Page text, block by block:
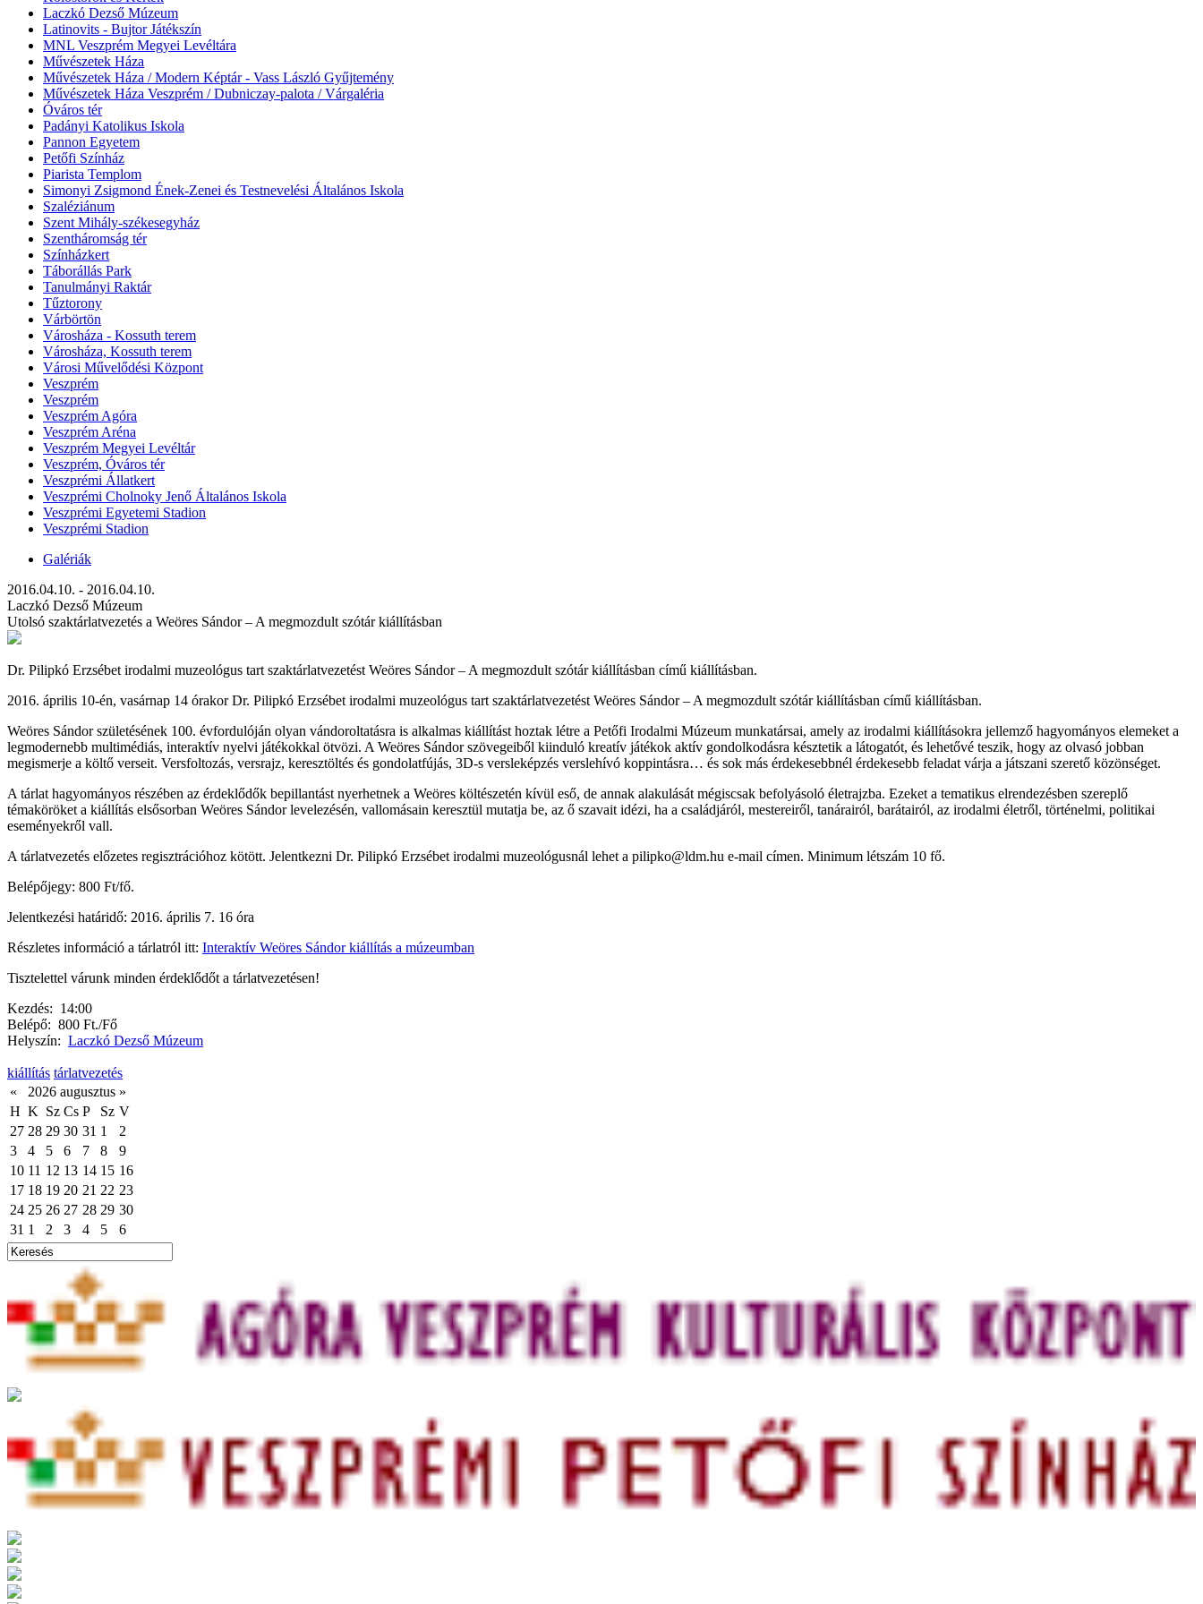
Laczkó Dezső Múzeum
Latinovits - Bujtor Játékszín
MNL Veszprém Megyei Levéltára
Művészetek Háza
Művészetek Háza / Modern Képtár - Vass László Gyűjtemény
Művészetek Háza Veszprém / Dubniczay-palota / Várgaléria
Óváros tér
Padányi Katolikus Iskola
Pannon Egyetem
Petőfi Színház
Piarista Templom
Simonyi Zsigmond Ének-Zenei és Testnevelési Általános Iskola
Szaléziánum
Szent Mihály-székesegyház
Szentháromság tér
Színházkert
Táborállás Park
Tanulmányi Raktár
Tűztorony
Várbörtön
Városháza - Kossuth terem
Városháza, Kossuth terem
Városi Művelődési Központ
Veszprém
Veszprém
Veszprém Agóra
Veszprém Aréna
Veszprém Megyei Levéltár
Veszprém, Óváros tér
Veszprémi Állatkert
Veszprémi Cholnoky Jenő Általános Iskola
Veszprémi Egyetemi Stadion
Veszprémi Stadion
Galériák
2016.04.10. - 2016.04.10.
Laczkó Dezső Múzeum
Utolsó szaktárlatvezetés a Weöres Sándor – A megmozdult szótár kiállításban
Dr. Pilipkó Erzsébet irodalmi muzeológus tart szaktárlatvezetést Weöres Sándor – A megmozdult szótár kiállításban című kiállításban.
2016. április 10-én, vasárnap 14 órakor Dr. Pilipkó Erzsébet irodalmi muzeológus tart szaktárlatvezetést Weöres Sándor – A megmozdult szótár kiállításban című kiállításban.
Weöres Sándor születésének 100. évfordulóján olyan vándoroltatásra is alkalmas kiállítást hoztak létre a Petőfi Irodalmi Múzeum munkatársai, amely az irodalmi kiállításokra jellemző hagyományos elemeket a
legmodernebb multimédiás, interaktív nyelvi játékokkal ötvözi. A Weöres Sándor szövegeiből kiinduló kreatív játékok aktív gondolkodásra késztetik a látogatót, és lehetővé teszik, hogy az olvasó jobban
megismerje a költő verseit. Versfoltozás, versrajz, keresztöltés és gondolatfújás, 3D-s versleképzés verslehívó koppintásra… és sok más érdekesebbnél érdekesebb feladat várja a játszani szerető közönséget.
A tárlat hagyományos részében az érdeklődők bepillantást nyerhetnek a Weöres költészetén kívül eső, de annak alakulását mégiscsak befolyásoló életrajzba. Ezeket a tematikus elrendezésben szereplő
témaköröket a kiállítás elsősorban Weöres Sándor levelezésén, vallomásain keresztül mutatja be, az ő szavait idézi, ha a családjáról, mestereiről, tanárairól, barátairól, az irodalmi életről, történelmi, politikai
eseményekről vall.
A tárlatvezetés előzetes regisztrációhoz kötött. Jelentkezni Dr. Pilipkó Erzsébet irodalmi muzeológusnál lehet a pilipko@ldm.hu e-mail címen. Minimum létszám 10 fő.
Belépőjegy: 800 Ft/fő.
Jelentkezési határidő: 2016. április 7. 16 óra
Részletes információ a tárlatról itt: Interaktív Weöres Sándor kiállítás a múzeumban
Tisztelettel várunk minden érdeklődőt a tárlatvezetésen!
Kezdés: 14:00
Belépő: 800 Ft./Fő
Helyszín: Laczkó Dezső Múzeum
kiállítás tárlatvezetés
«
2026 augusztus »
H K Sz Cs P Sz V
27 28 29 30 31 1
2
3
4 5 6 7 8
9
10 11 12 13 14 15 16
17 18 19 20 21 22 23
24 25 26 27 28 29 30
31 1 2 3 4 5 6